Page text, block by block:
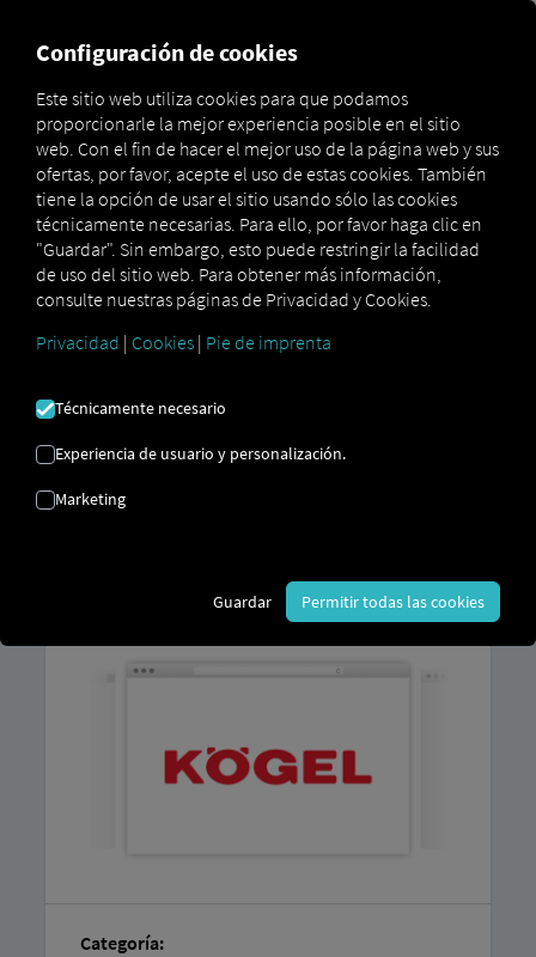
Marketplace Connectors Kögel Connect
KÖGEL CONECTAR
Integración de un proveedor externo
¿Tiene remolques de nuestro socio
RIOy visualice su ubicación en elmapa RIO
remolque compatible.
conectar fácilmente sus vehículos usted
Categoría:
Configuración de cookies
Este sitio web utiliza cookies para que podamos
proporcionarle la mejor experiencia posible en el sitio
web. Con el fin de hacer el mejor uso de la página web y sus
ofertas, por favor, acepte el uso de estas cookies. También
tiene la opción de usar el sitio usando sólo las cookies
técnicamente necesarias. Para ello, por favor haga clic en
"Guardar". Sin embargo, esto puede restringir la facilidad
de uso del sitio web. Para obtener más información,
consulte nuestras páginas de Privacidad y Cookies.
Privacidad | Cookies | Pie de imprenta
Técnicamente necesario
Experiencia de usuario y personalización.
Marketing
Guardar Permitir todas las cookies